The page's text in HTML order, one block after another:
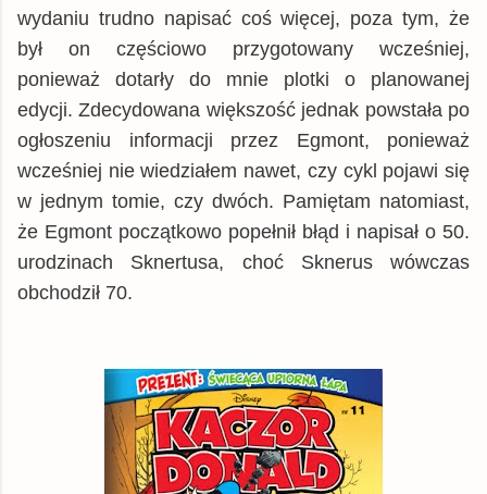
wydaniu trudno napisać coś więcej, poza tym, że
był on częściowo przygotowany wcześniej,
ponieważ dotarły do mnie plotki o planowanej
edycji. Zdecydowana większość jednak powstała po
ogłoszeniu informacji przez Egmont, ponieważ
wcześniej nie wiedziałem nawet, czy cykl pojawi się
w jednym tomie, czy dwóch. Pamiętam natomiast,
że Egmont początkowo popełnił błąd i napisał o 50.
urodzinach Sknertusa, choć Sknerus wówczas
obchodził 70.